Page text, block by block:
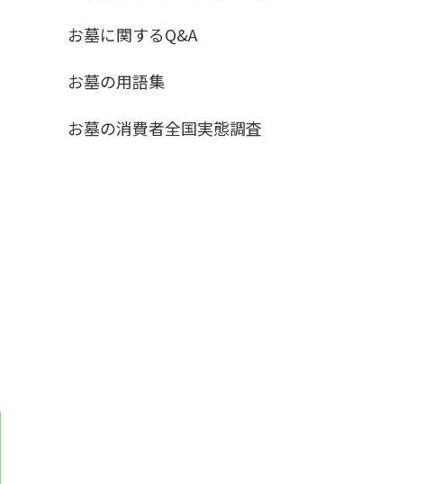
お墓に関するQ&A
お墓の用語集
お墓の消費者全国実態調査